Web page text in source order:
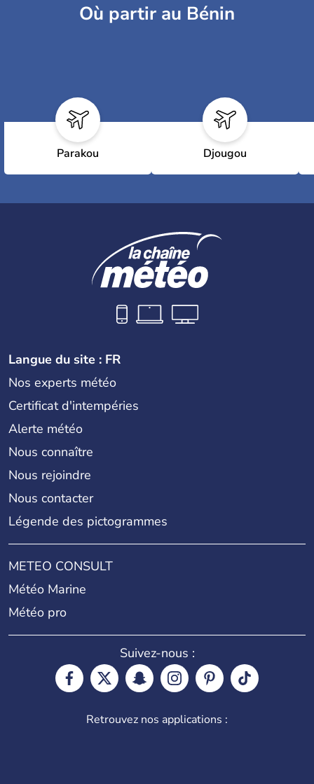
Où partir au Bénin
Parakou Djougou
Langue du site : FR
Nos experts météo
Certificat d'intempéries
Alerte météo
Nous connaître
Nous rejoindre
Nous contacter
Légende des pictogrammes
METEO CONSULT
Météo Marine
Météo pro
Suivez-nous :
Retrouvez nos applications :